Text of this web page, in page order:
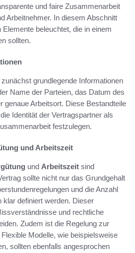
und faire Zusammenarbeit
Arbeitnehmer. In diesem Abschnitt
beleuchtet, die in einem
sollten.
grundlegende Informationen
Name der Parteien, das Datum des
genaue Arbeitsort. Diese Bestandteile
Identität der Vertragspartner als
festzulegen.
und Arbeitszeit
und Arbeitszeit sind
sollte nicht nur das Grundgehalt
und die Anzahl
definiert werden. Dieser
und rechtliche
Zudem ist die Regelung zur
Modelle, wie beispielsweise
sollten ebenfalls angesprochen